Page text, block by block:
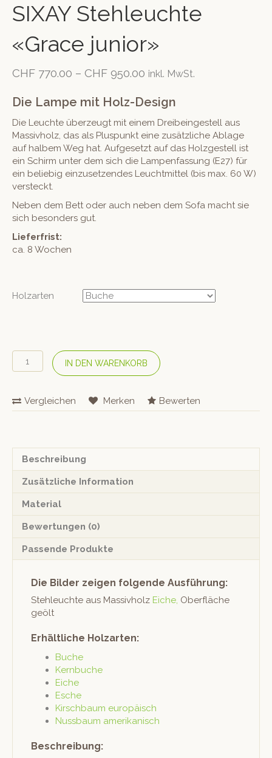
SIXAY Stehleuchte
«Grace junior»
CHF 770.00 – CHF 950.00 inkl. MwSt.
Die Lampe mit Holz-Design
Die Leuchte überzeugt mit einem Dreibeingestell aus
Massivholz, das als Pluspunkt eine zusätzliche Ablage
auf halbem Weg hat. Aufgesetzt auf das Holzgestell ist
ein Schirm unter dem sich die Lampenfassung (E27) für
ein beliebig einzusetzendes Leuchtmittel (bis max. 60 W)
versteckt.
Neben dem Bett oder auch neben dem Sofa macht sie
sich besonders gut.
Lieferfrist:
ca. 8 Wochen
Holzarten
SIXAY
Stehleuchte
junior»
Menge
IN DEN WARENKORB
Vergleichen Merken Bewerten
Beschreibung
Zusätzliche Information
Material
Bewertungen (0)
Passende Produkte
Die Bilder zeigen folgende Ausführung:
Stehleuchte aus Mas­sivholz Eiche, Ober­fläche
geölt
Erhältliche Holzarten:
Buche
Kern­buche
Eiche
Esche
Kirschbaum europäisch
Nuss­baum amerikanisch
Beschreibung: